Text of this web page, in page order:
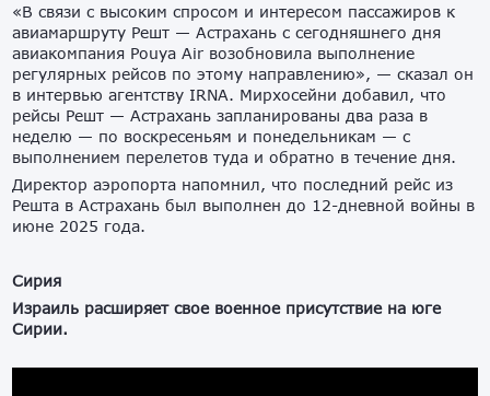
«В связи с высоким спросом и интересом пассажиров к
авиамаршруту Решт — Астрахань с сегодняшнего дня
авиакомпания Pouya Air возобновила выполнение
регулярных рейсов по этому направлению», — сказал он
в интервью агентству IRNA. Мирхосейни добавил, что
рейсы Решт — Астрахань запланированы два раза в
неделю — по воскресеньям и понедельникам — с
выполнением перелетов туда и обратно в течение дня.
Директор аэропорта напомнил, что последний рейс из
Решта в Астрахань был выполнен до 12-дневной войны в
июне 2025 года.
Сирия
Израиль расширяет свое военное присутствие на юге
Сирии.